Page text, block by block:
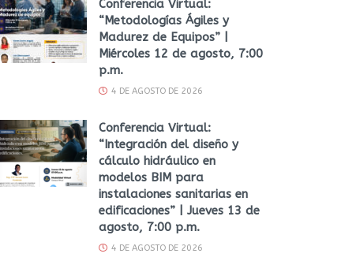
Conferencia Virtual:
“Metodologías Ágiles y
Madurez de Equipos” |
Miércoles 12 de agosto, 7:00
p.m.
4 DE AGOSTO DE 2026
Conferencia Virtual:
“Integración del diseño y
cálculo hidráulico en
modelos BIM para
instalaciones sanitarias en
edificaciones” | Jueves 13 de
agosto, 7:00 p.m.
4 DE AGOSTO DE 2026